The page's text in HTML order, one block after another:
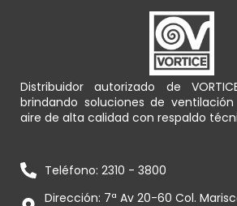
Distribuidor autorizado de
brindando soluciones de
aire de alta calidad con respaldo
Teléfono: 2310 - 3800
Dirección: 7ª Av 20-60 Col.